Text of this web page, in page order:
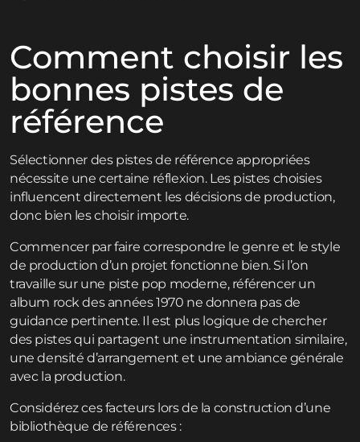
Comment choisir les
bonnes pistes de
référence
Sélectionner des pistes de référence appropriées
nécessite une certaine réflexion. Les pistes choisies
influencent directement les décisions de production,
donc bien les choisir importe.
Commencer par faire correspondre le genre et le style
de production d’un projet fonctionne bien. Si l’on
travaille sur une piste pop moderne, référencer un
album rock des années 1970 ne donnera pas de
guidance pertinente. Il est plus logique de chercher
des pistes qui partagent une instrumentation similaire,
une densité d’arrangement et une ambiance générale
avec la production.
Considérez ces facteurs lors de la construction d’une
bibliothèque de références :